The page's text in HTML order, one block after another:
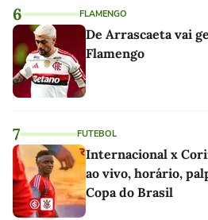
6 FLAMENGO
De Arrascaeta vai
Flamengo
7 FUTEBOL
Internacional x
ao vivo, horário,
Copa do Brasil